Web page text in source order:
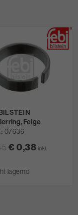
Felge
07636
€ 0,38 inkl.
lagernd